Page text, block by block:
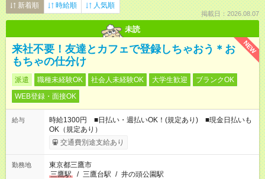
新着順 時給順 人気順
掲載日：2026.08.07
未読
NEW
来社不要！友達とカフェで登録しちゃおう＊お
もちゃの仕分け
派遣 職種未経験OK 社会人未経験OK 大学生歓迎
ブランクOK
WEB登録・面接OK
給与
時給1300円 ■日払い・週払いOK！(規定あり) ■現金日払いも
OK（規定あり）
交通費別途支給あり
勤務地
東京都三鷹市
三鷹駅
/ 三鷹台駅 / 井の頭公園駅